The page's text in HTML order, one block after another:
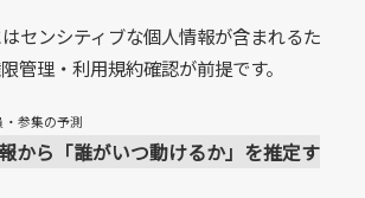
センシティブな個人情報が含まれるた
管理・利用規約確認が前提です。
参集の予測
から「誰がいつ動けるか」を推定す